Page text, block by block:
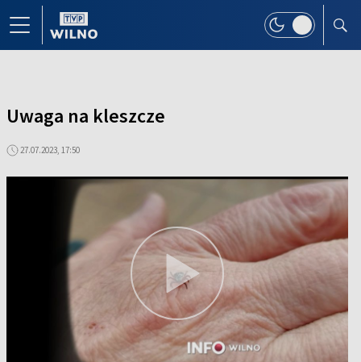
Uwaga na kleszcze
27.07.2023, 17:50